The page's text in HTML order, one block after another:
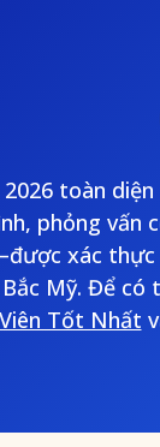
toàn
phỏng vấn
xác
Bắc Mỹ. Để
Tốt Nhất